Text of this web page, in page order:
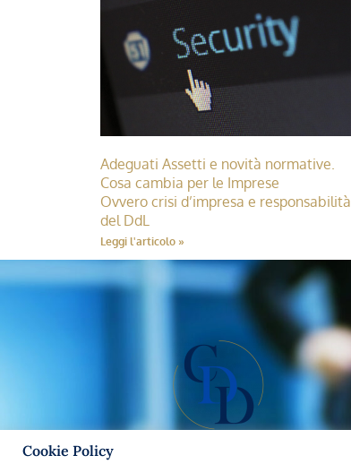
Adeguati Assetti e novità normative.
Cosa cambia per le Imprese
Ovvero crisi d’impresa e responsabilità
del DdL
Leggi l'articolo »
Studio Legale Carozzi e Associati
Cookie Policy